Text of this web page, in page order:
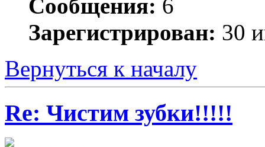
Сообщения: 6
Зарегистрирован: 30
Вернуться к началу
Re: Чистим зубки!!!!!